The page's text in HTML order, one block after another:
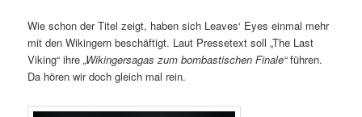
Wie schon der Titel zeigt, haben sich Leaves‘ Eyes einmal mehr
mit den Wikingern beschäftigt. Laut Pressetext soll „The Last
Viking“ ihre„Wikingersagas zum bombastischen Finale“führen.
Da hören wir doch gleich mal rein.